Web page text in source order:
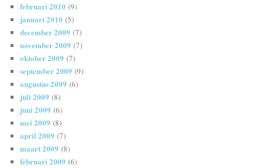
februari 2010 (9)
januari 2010 (5)
december 2009 (7)
november 2009 (7)
oktober 2009 (7)
september 2009 (9)
augustus 2009 (6)
juli 2009 (8)
juni 2009 (6)
mei 2009 (8)
april 2009 (7)
maart 2009 (8)
februari 2009 (6)